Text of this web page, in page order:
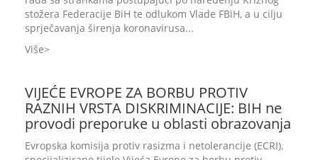
stožera Federacije BiH te odlukom Vlade FBiH, a u cilju
sprječavanja širenja koronavirusa...
Više
VIJEĆE EVROPE ZA BORBU PROTIV
RAZNIH VRSTA DISKRIMINACIJE: BIH ne
provodi preporuke u oblasti obrazovanja
Evropska komisija protiv rasizma i netolerancije (ECRI),